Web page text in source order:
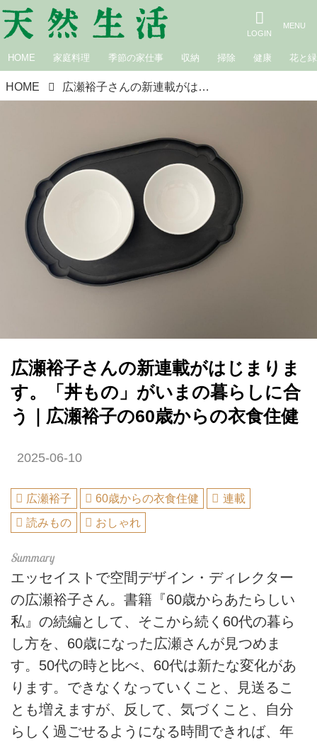
HOME 家庭料理 季節の家仕事 収納 掃除 健康 花と緑
HOME 広瀬裕子さんの新連載がはじまります。「丼もの」がいまの暮らしに合う｜広瀬裕子の60歳からの衣食住健
広瀬裕子さんの新連載がはじまりま
す。「丼もの」がいまの暮らしに合
う｜広瀬裕子の60歳からの衣食住健
2025-06-10
広瀬裕子 60歳からの衣食住健
連載
読みもの
おしゃれ
エッセイストで空間デザイン・ディレクター
の広瀬裕子さん。書籍『60歳からあたらしい
私』の続編として、そこから続く60代の暮ら
し方を、60歳になった広瀬さんが見つめま
す。50代の時と比べ、60代は新たな変化があ
ります。できなくなっていくこと、見送るこ
とも増えますが、反して、気づくこと、自分
らしく過ごせるようになる時間できれば、年